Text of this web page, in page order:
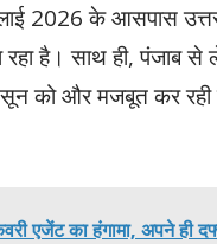
2026 के आसपास
रहा है। साथ ही, पंजाब
को और मजबूत कर
एजेंट का हंगामा, अपने ही